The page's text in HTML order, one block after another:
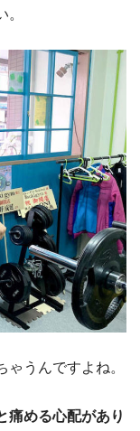
うんですよね。
痛める心配があり